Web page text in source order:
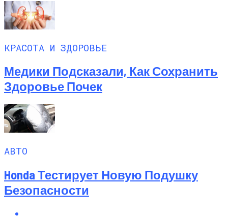
КРАСОТА И ЗДОРОВЬЕ
Медики Подсказали, Как Сохранить
Здоровье Почек
АВТО
Honda Тестирует Новую Подушку
Безопасности